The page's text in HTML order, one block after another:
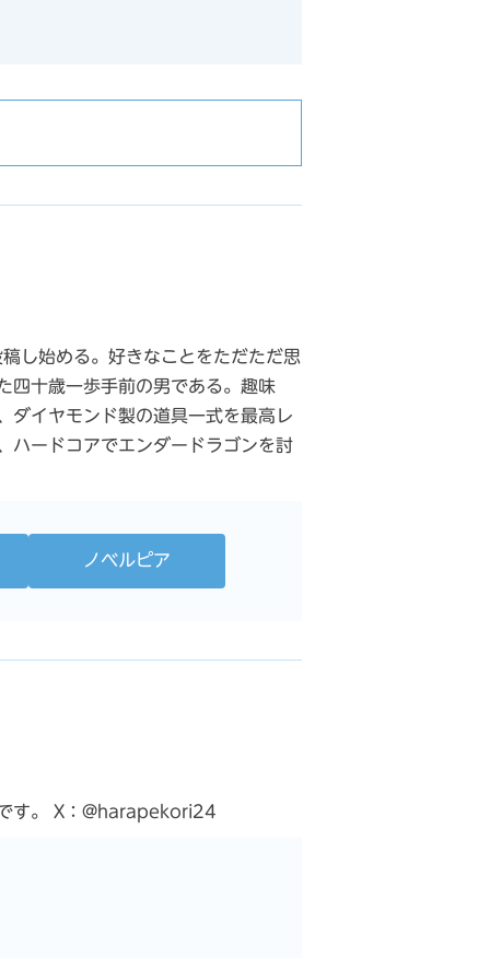
し始める。好きなことをただただ思
四十歳一歩手前の男である。趣味
ダイヤモンド製の道具一式を最高レ
ハードコアでエンダードラゴンを討
ノベルピア
す。 X：@harapekori24